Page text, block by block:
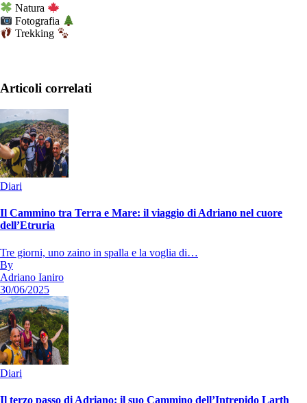
Natura
Fotografia
Trekking
Articoli correlati
Diari
Il Cammino tra Terra e Mare: il viaggio di Adriano nel cuore
dell’Etruria
Tre giorni, uno zaino in spalla e la voglia di…
By
Adriano Ianiro
30/06/2025
Diari
Il terzo passo di Adriano: il suo Cammino dell’Intrepido Larth